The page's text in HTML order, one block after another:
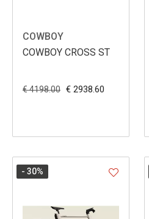
COWBOY
COWBOY CROSS ST
€ 4198.00 € 2938.60
- 30%